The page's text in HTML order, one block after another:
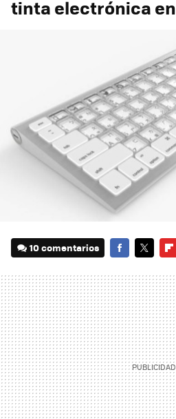
tinta electrónica
10 comentarios